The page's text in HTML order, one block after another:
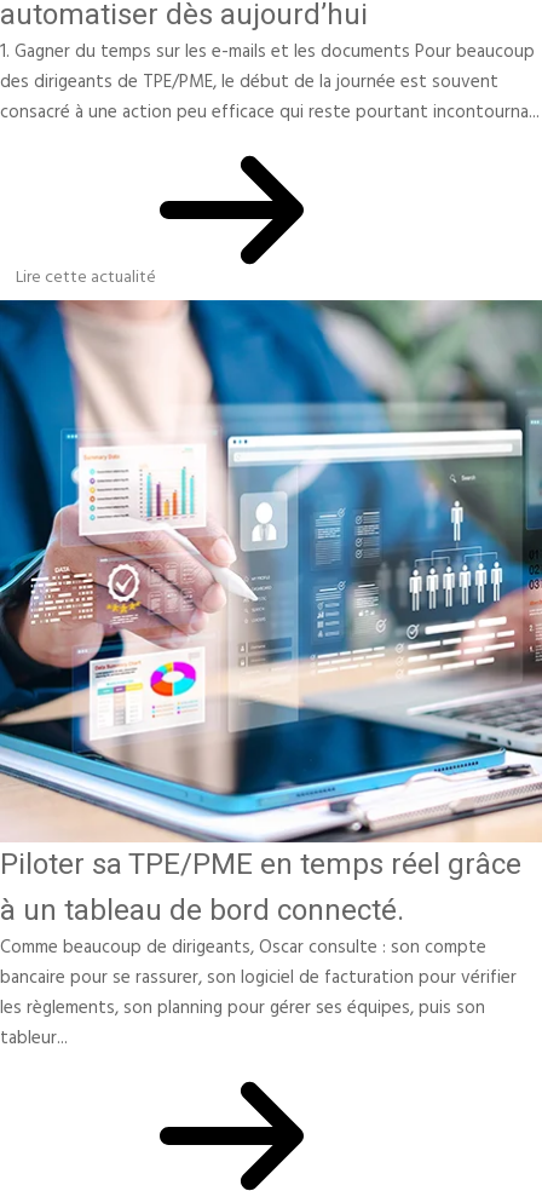
automatiser dès aujourd’hui
1. Gagner du temps sur les e-mails et les documents Pour beaucoup
des dirigeants de TPE/PME, le début de la journée est souvent
consacré à une action peu efficace qui reste pourtant incontourna...
Lire cette actualité
Piloter sa TPE/PME en temps réel grâce
à un tableau de bord connecté.
Comme beaucoup de dirigeants, Oscar consulte : son compte
bancaire pour se rassurer, son logiciel de facturation pour vérifier
les règlements, son planning pour gérer ses équipes, puis son
tableur...